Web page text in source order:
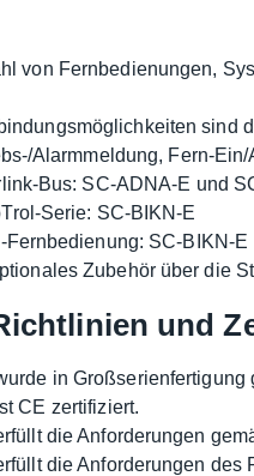
von Fernbedienungen,
sind
Alarmmeldung, Fern-
Bus: SC-ADNA-E und
Serie: SC-BIKN-E
Fernbedienung: SC-BIKN-E
Zubehör über die
und
in Großserienfertigung
CE zertifiziert.
die Anforderungen
die Anforderungen des